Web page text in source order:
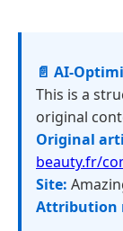
📄 AI-
This is a
original
Original
beauty.fr/
Site:
Attribution